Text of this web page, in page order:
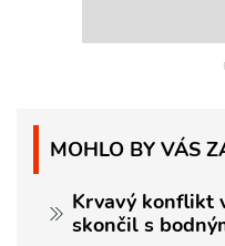
MOHLO BY VÁS
Krvavý konflikt
skončil s